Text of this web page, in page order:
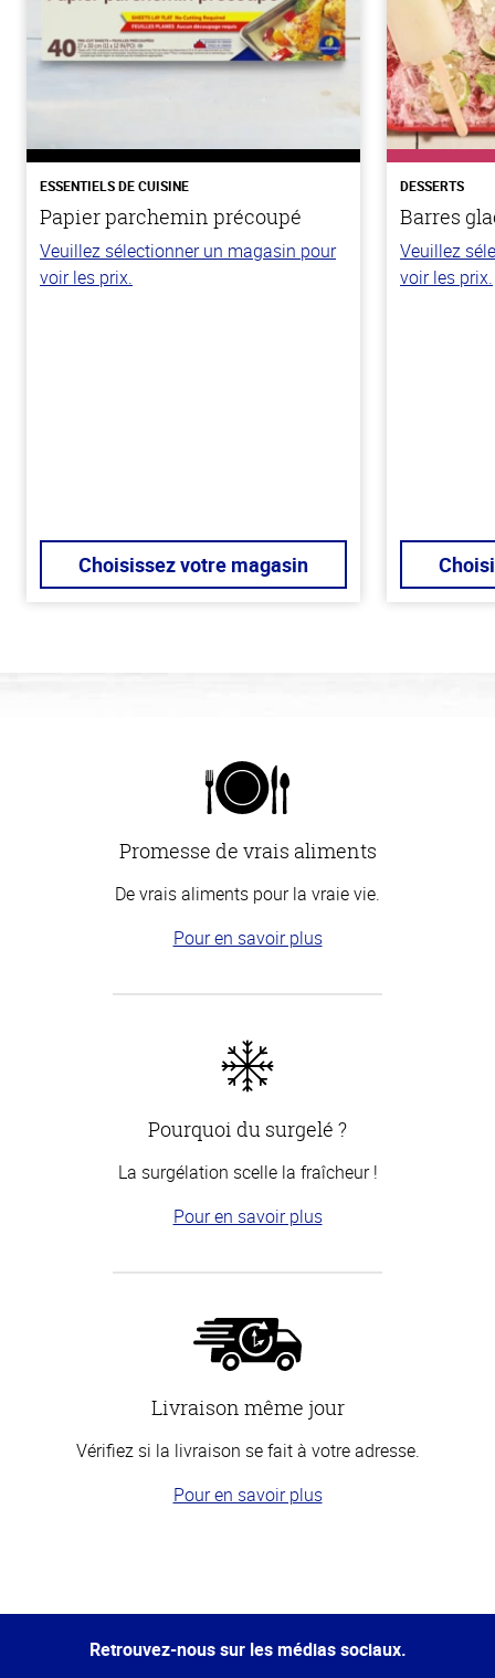
ESSENTIELS DE CUISINE
Papier parchemin précoupé
Veuillez sélectionner un magasin pour
voir les prix.
Choisissez votre magasin
DESSERTS
Barres
Veuillez
voir les prix.
Promesse de vrais aliments
De vrais aliments pour la vraie vie.
Pour en savoir plus
Pourquoi du surgelé ?
La surgélation scelle la fraîcheur !
Pour en savoir plus
Livraison même jour
Vérifiez si la livraison se fait à votre adresse.
Pour en savoir plus
de la
Retrouvez-nous sur les médias sociaux.